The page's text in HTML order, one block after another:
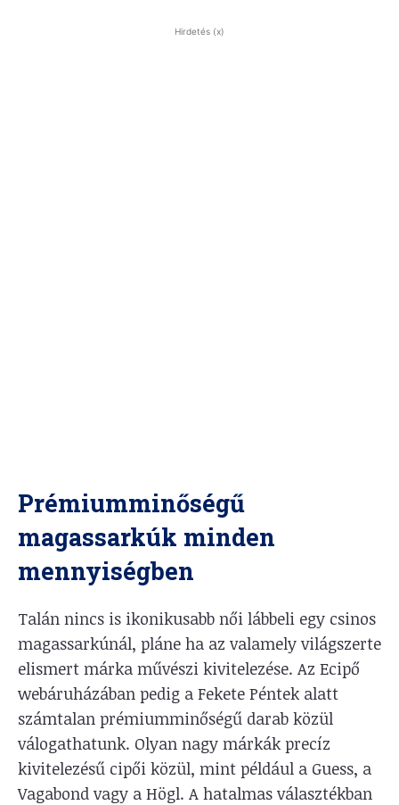
Hirdetés (x)
Prémiumminőségű
magassarkúk minden
mennyiségben
Talán nincs is ikonikusabb női lábbeli egy csinos
magassarkúnál, pláne ha az valamely világszerte
elismert márka művészi kivitelezése. Az Ecipő
webáruházában pedig a Fekete Péntek alatt
számtalan prémiumminőségű darab közül
válogathatunk. Olyan nagy márkák precíz
kivitelezésű cipői közül, mint például a Guess, a
Vagabond vagy a Högl. A hatalmas választékban